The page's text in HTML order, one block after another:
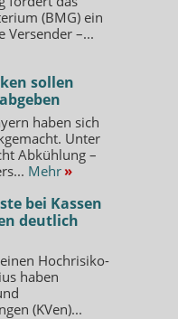
(BMG) ein
Versender –...
sollen
haben sich
Unter
Abkühlung –
Mehr »
bei Kassen
deutlich
Hochrisiko-
haben
(KVen)...